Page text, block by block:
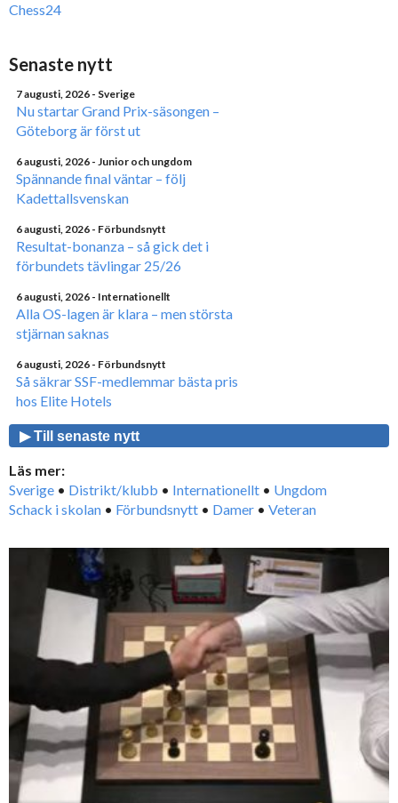
Chess24
Senaste nytt
7 augusti, 2026 - Sverige
Nu startar Grand Prix-säsongen –
Göteborg är först ut
6 augusti, 2026 - Junior och ungdom
Spännande final väntar – följ
Kadettallsvenskan
6 augusti, 2026 - Förbundsnytt
Resultat-bonanza – så gick det i
förbundets tävlingar 25/26
6 augusti, 2026 - Internationellt
Alla OS-lagen är klara – men största
stjärnan saknas
6 augusti, 2026 - Förbundsnytt
Så säkrar SSF-medlemmar bästa pris
hos Elite Hotels
▶ Till senaste nytt
Läs mer:
Sverige • Distrikt/klubb • Internationellt • Ungdom
Schack i skolan • Förbundsnytt • Damer • Veteran